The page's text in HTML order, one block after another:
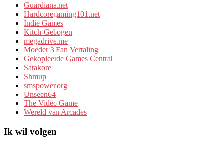
Guardiana.net
Hardcoregaming101.net
Indie Games
Kitch-Gebogen
megadrive.me
Moeder 3 Fan Vertaling
Gekopieerde Games Central
Satakore
Shmup
smspower.org
Unseen64
The Video Game
Wereld van Arcades
Ik wil volgen